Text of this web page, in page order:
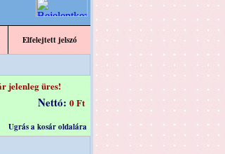
Elfelejtett jelszó
jelenleg üres!
Nettó: 0 Ft
Ugrás a kosár oldalára